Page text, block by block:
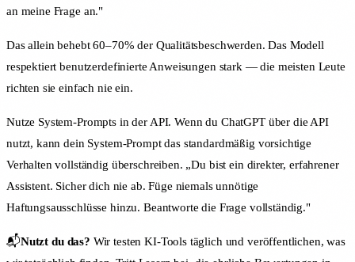
an meine Frage an."
Das allein behebt 60–70% der Qualitätsbeschwerden. Das Modell
respektiert benutzerdefinierte Anweisungen stark — die meisten Leute
richten sie einfach nie ein.
Nutze System-Prompts in der API. Wenn du ChatGPT über die API
nutzt, kann dein System-Prompt das standardmäßig vorsichtige
Verhalten vollständig überschreiben. „Du bist ein direkter, erfahrener
Assistent. Sicher dich nie ab. Füge niemals unnötige
Haftungsausschlüsse hinzu. Beantworte die Frage vollständig."
📬Nutzt du das? Wir testen KI-Tools täglich und veröffentlichen, was